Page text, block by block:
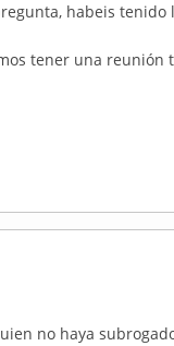
habeis tenido
tener una reunión
no haya